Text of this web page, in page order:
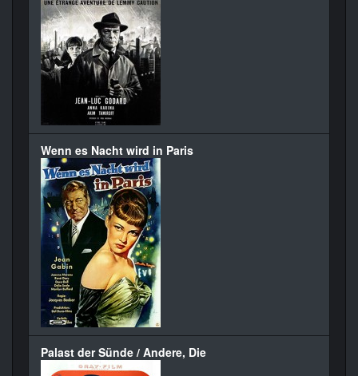
Wenn es Nacht wird in Paris
Palast der Sünde / Andere, Die